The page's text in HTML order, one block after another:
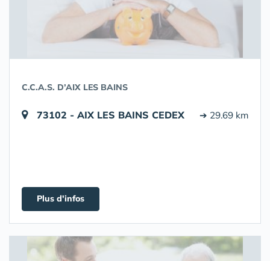
C.C.A.S. D’AIX LES BAINS
73102 - AIX LES BAINS CEDEX ➔ 29.69 km
Plus d'infos